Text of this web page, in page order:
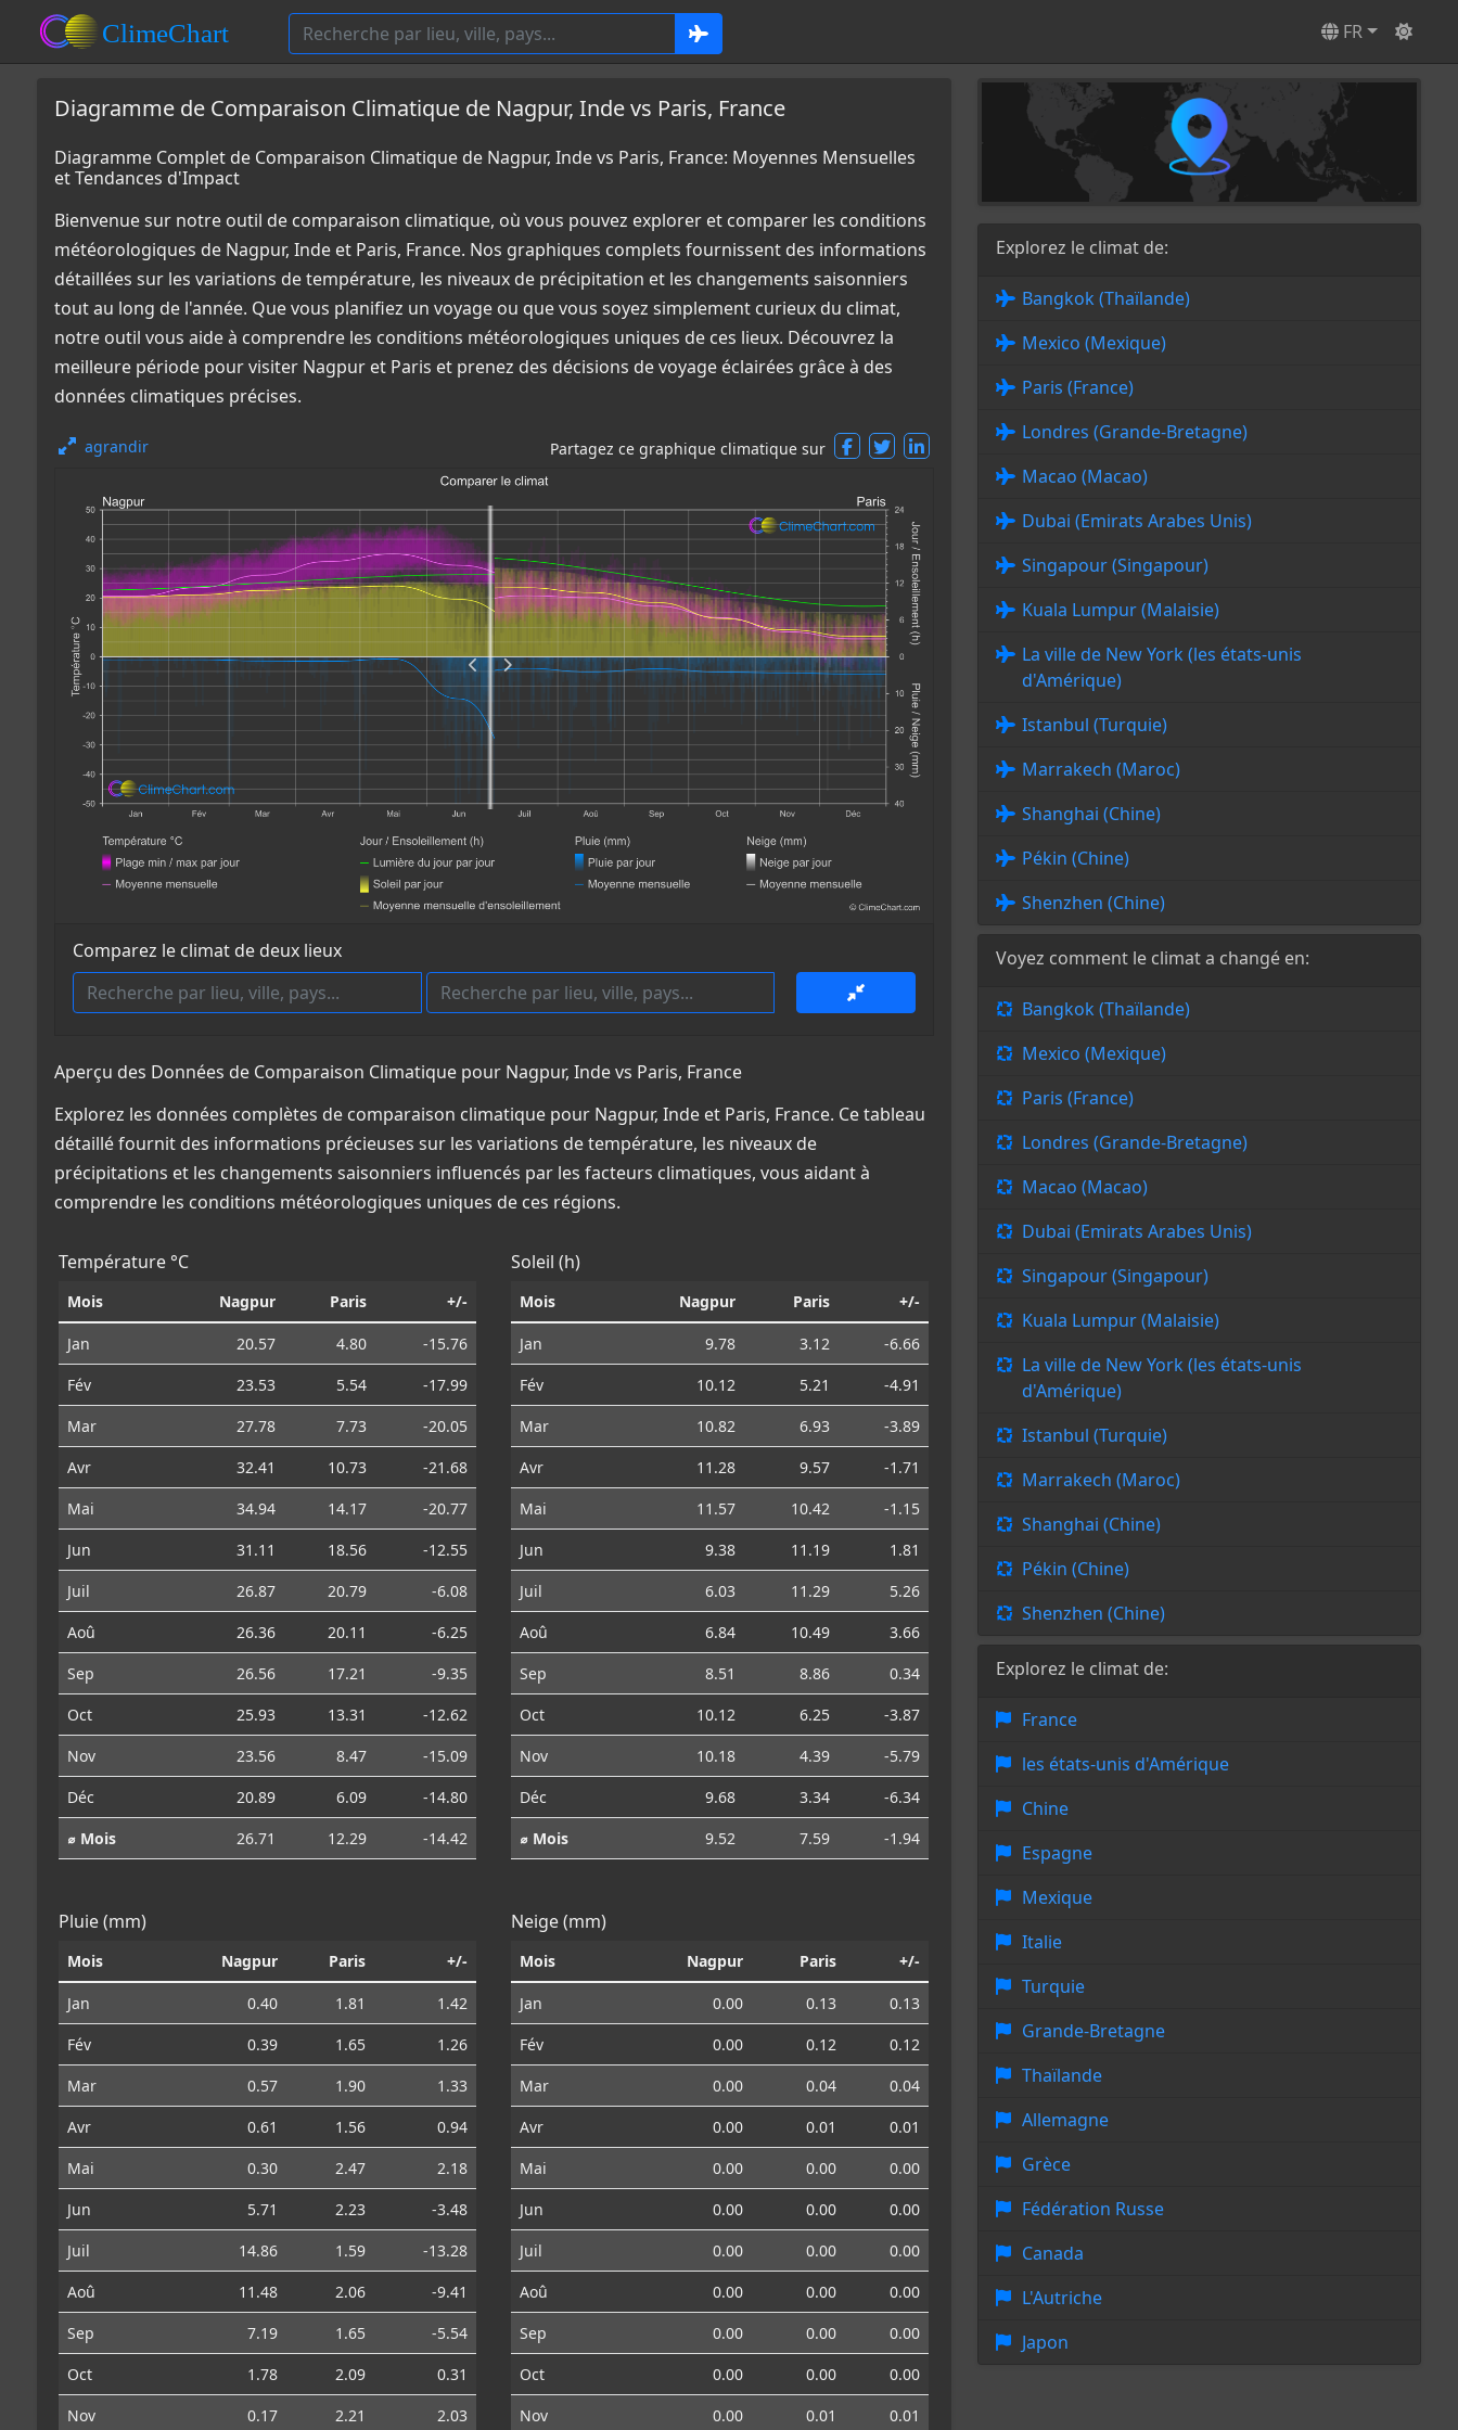
FR
Diagramme de Comparaison Climatique de Nagpur, Inde vs Paris, France
Diagramme Complet de Comparaison Climatique de Nagpur, Inde vs Paris, France: Moyennes Mensuelles
et Tendances d'Impact
Bienvenue sur notre outil de comparaison climatique, où vous pouvez explorer et comparer les conditions
météorologiques de Nagpur, Inde et Paris, France. Nos graphiques complets fournissent des informations
détaillées sur les variations de température, les niveaux de précipitation et les changements saisonniers
tout au long de l'année. Que vous planifiez un voyage ou que vous soyez simplement curieux du climat,
notre outil vous aide à comprendre les conditions météorologiques uniques de ces lieux. Découvrez la
meilleure période pour visiter Nagpur et Paris et prenez des décisions de voyage éclairées grâce à des
données climatiques précises.
agrandir Partagez ce graphique climatique sur
Comparez le climat de deux lieux
Aperçu des Données de Comparaison Climatique pour Nagpur, Inde vs Paris, France
Explorez les données complètes de comparaison climatique pour Nagpur, Inde et Paris, France. Ce tableau
détaillé fournit des informations précieuses sur les variations de température, les niveaux de
précipitations et les changements saisonniers influencés par les facteurs climatiques, vous aidant à
comprendre les conditions météorologiques uniques de ces régions.
Température °C
Mois Nagpur Paris +/-
Jan 20.57 4.80
-15.76
Fév
23.53 5.54
-17.99
Mar
27.78 7.73
-20.05
Avr
32.41 10.73
-21.68
Mai
34.94 14.17
-20.77
Jun
31.11 18.56
-12.55
Juil
26.87 20.79
-6.08
Aoû
26.36 20.11
-6.25
Sep
26.56 17.21
-9.35
Oct
25.93 13.31
-12.62
Nov
23.56 8.47
-15.09
Déc
20.89 6.09
-14.80
⌀ Mois
26.71 12.29 -14.42
Soleil (h)
Mois Nagpur Paris +/-
Jan 9.78 3.12
-6.66
Fév
10.12 5.21
-4.91
Mar
10.82 6.93
-3.89
Avr
11.28 9.57
-1.71
Mai
11.57 10.42
-1.15
Jun
9.38 11.19
1.81
Juil
6.03 11.29
5.26
Aoû
6.84 10.49
3.66
Sep
8.51 8.86
0.34
Oct
10.12 6.25
-3.87
Nov
10.18 4.39
-5.79
Déc
9.68 3.34
-6.34
⌀ Mois
9.52 7.59 -1.94
Pluie (mm)
Mois Nagpur Paris +/-
Jan 0.40 1.81
1.42
Fév
0.39 1.65
1.26
Mar
0.57 1.90
1.33
Avr
0.61 1.56
0.94
Mai
0.30 2.47
2.18
Jun
5.71 2.23
-3.48
Juil
14.86 1.59
-13.28
Aoû
11.48 2.06
-9.41
Sep
7.19 1.65
-5.54
Oct
1.78 2.09
0.31
Nov
0.17 2.21 2.03
Neige (mm)
Mois Nagpur Paris +/-
Jan 0.00 0.13
0.13
Fév
0.00 0.12
0.12
Mar
0.00 0.04
0.04
Avr
0.00 0.01
0.01
Mai
0.00 0.00
0.00
Jun
0.00 0.00
0.00
Juil
0.00 0.00
0.00
Aoû
0.00 0.00
0.00
Sep
0.00 0.00
0.00
Oct
0.00 0.00
0.00
Nov
0.00 0.01 0.01
Explorez le climat de:
Bangkok (Thaïlande)
Mexico (Mexique)
Paris (France)
Londres (Grande-Bretagne)
Macao (Macao)
Dubai (Emirats Arabes Unis)
Singapour (Singapour)
Kuala Lumpur (Malaisie)
La ville de New York (les états-unis
d'Amérique)
Istanbul (Turquie)
Marrakech (Maroc)
Shanghai (Chine)
Pékin (Chine)
Shenzhen (Chine)
Voyez comment le climat a changé en:
Bangkok (Thaïlande)
Mexico (Mexique)
Paris (France)
Londres (Grande-Bretagne)
Macao (Macao)
Dubai (Emirats Arabes Unis)
Singapour (Singapour)
Kuala Lumpur (Malaisie)
La ville de New York (les états-unis
d'Amérique)
Istanbul (Turquie)
Marrakech (Maroc)
Shanghai (Chine)
Pékin (Chine)
Shenzhen (Chine)
Explorez le climat de:
France
les états-unis d'Amérique
Chine
Espagne
Mexique
Italie
Turquie
Grande-Bretagne
Thaïlande
Allemagne
Grèce
Fédération Russe
Canada
L'Autriche
Japon